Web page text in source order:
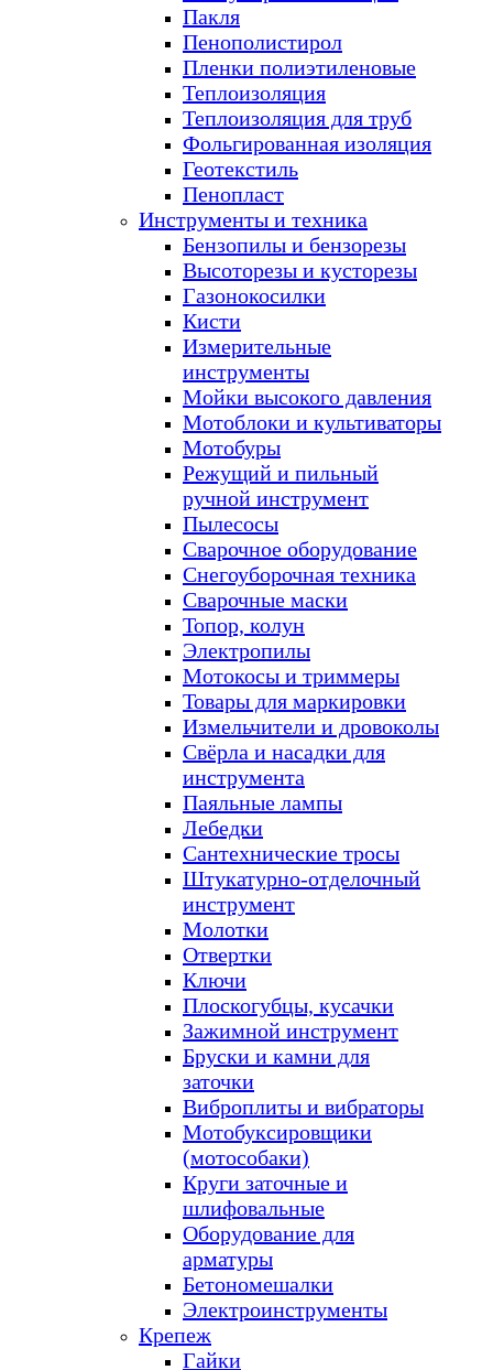
Пакля
Пенополистирол
Пленки полиэтиленовые
Теплоизоляция
Теплоизоляция для труб
Фольгированная изоляция
Геотекстиль
Пенопласт
Инструменты и техника
Бензопилы и бензорезы
Высоторезы и кусторезы
Газонокосилки
Кисти
Измерительные
инструменты
Мойки высокого давления
Мотоблоки и культиваторы
Мотобуры
Режущий и пильный
ручной инструмент
Пылесосы
Сварочное оборудование
Снегоуборочная техника
Сварочные маски
Топор, колун
Электропилы
Мотокосы и триммеры
Товары для маркировки
Измельчители и дровоколы
Свёрла и насадки для
инструмента
Паяльные лампы
Лебедки
Сантехнические тросы
Штукатурно-отделочный
инструмент
Молотки
Отвертки
Ключи
Плоскогубцы, кусачки
Зажимной инструмент
Бруски и камни для
заточки
Виброплиты и вибраторы
Мотобуксировщики
(мотособаки)
Круги заточные и
шлифовальные
Оборудование для
арматуры
Бетономешалки
Электроинструменты
Крепеж
Гайки